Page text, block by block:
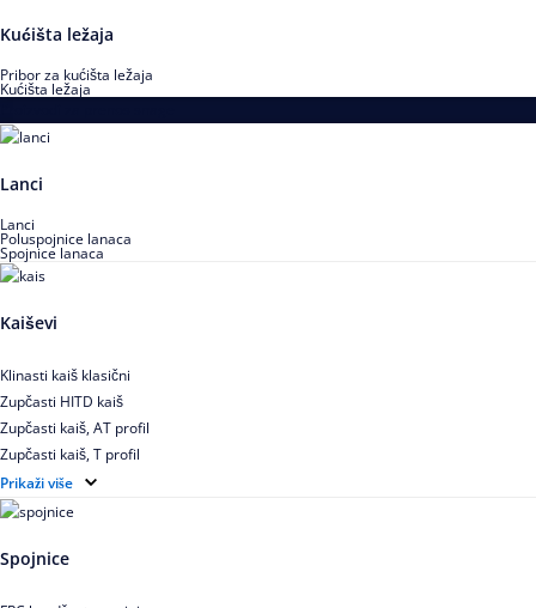
Kućišta ležaja
Pribor za kućišta ležaja
Kućišta ležaja
Lanci
Lanci
Poluspojnice lanaca
Spojnice lanaca
Kaiševi
Klinasti kaiš klasični
Zupčasti HITD kaiš
Zupčasti kaiš, AT profil
Zupčasti kaiš, T profil
Zupčasti kaiš XL
Zupčasti STD kaiš
Uskoprofilno klinasto remenje spojeno
Prikaži više
Spojnice